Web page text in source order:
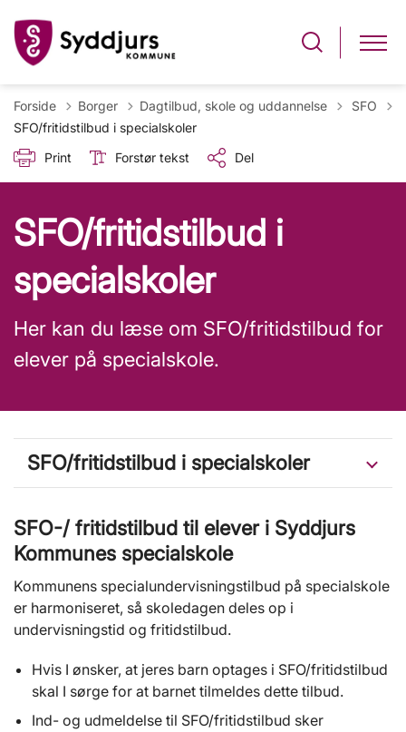
Forside Borger Dagtilbud, skole og uddannelse Tilbage til
SFO
SFO/fritidstilbud i specialskoler
Print
Forstør tekst Del
SFO/fritidstilbud i
specialskoler
Her kan du læse om SFO/fritidstilbud for
elever på specialskole.
SFO/fritidstilbud i specialskoler
SFO-/ fritidstilbud til elever i Syddjurs
Kommunes specialskole
Kommunens specialundervisningstilbud på specialskole
er harmoniseret, så skoledagen deles op i
undervisningstid og fritidstilbud.
Hvis I ønsker, at jeres barn optages i SFO/fritidstilbud
skal I sørge for at barnet tilmeldes dette tilbud.
Ind- og udmeldelse til SFO/fritidstilbud sker